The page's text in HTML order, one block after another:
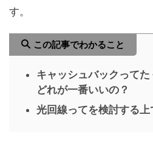
す。
この記事でわかること
キャッシュバックって
どれが一番いいの？
光回線ってを検討する